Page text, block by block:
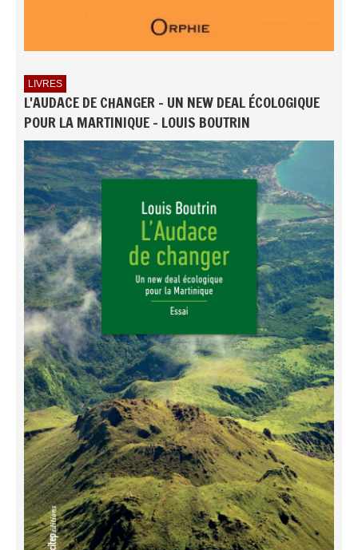
LIVRES
L'AUDACE DE CHANGER - UN NEW DEAL ÉCOLOGIQUE
POUR LA MARTINIQUE - LOUIS BOUTRIN